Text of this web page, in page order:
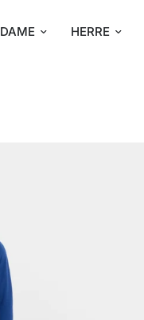
DAME HERRE